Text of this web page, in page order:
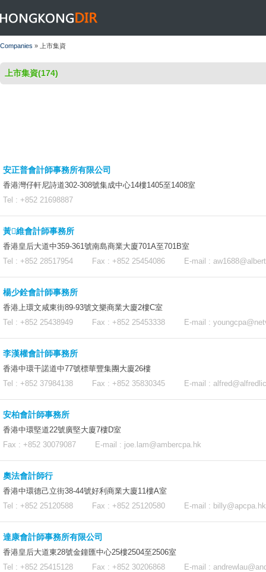
HONGKONGDIR
Companies » 上市集資
上市集資(174)
安正普會計師事務所有限公司
香港灣仔軒尼詩道302-308號集成中心14樓1405至1408室
Tel : +852 21698887
黃維會計師事務所
香港皇后大道中359-361號南島商業大廈701A至701B室
Tel : +852 28517954 Fax : +852 25454086 E-mail :
楊少銓會計師事務所
香港上環文咸東街89-93號文樂商業大廈2樓C室
Tel : +852 25438949 Fax : +852 25453338 E-mail :
李漢權會計師事務所
香港中環干諾道中77號標華豐集團大廈26樓
Tel : +852 37984138 Fax : +852 35830345 E-mail :
安柏會計師事務所
香港中環堅道22號廣堅大廈7樓D室
Fax : +852 30079087 E-mail : joe.lam@ambercpa.hk
奧法會計師行
香港中環德己立街38-44號好利商業大廈11樓A室
Tel : +852 25120588 Fax : +852 25120580 E-mail : billy@apcpa.hk
達康會計師事務所有限公司
香港皇后大道東28號金鐘匯中心25樓2504至2506室
Tel : +852 25415128 Fax : +852 30206868 E-mail :